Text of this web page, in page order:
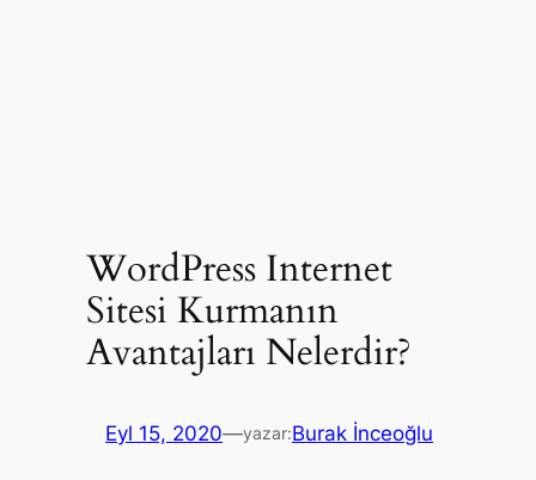
WordPress Internet
Sitesi Kurmanın
Avantajları Nelerdir?
Eyl 15, 2020—yazar:Burak İnceoğlu